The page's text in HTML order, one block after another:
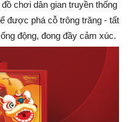
chơi dân gian truyền thống
được phá cỗ trông trăng - tất
động, đong đầy cảm xúc.